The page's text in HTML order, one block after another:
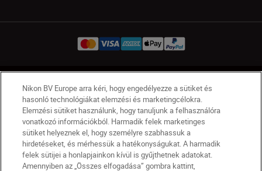
HU Nikon Sites
Lépjen kapcsolatba velünk
Adatvédelmi nyilatkozat
Jogi nyilatkozat
Nikon Store szerződési feltételek
Sütikkel kapcsolatos nyilatkozat
Akadálymentesség
Sütikre vonatkozó beállítások
© 2026 Nikon
Nikon BV Europe arra kéri, hogy engedélyezze a sütiket és
hasonló technológiákat elemzési és marketingcélokra.
Elemzési sütiket használunk, hogy tanuljunk a felhasználóra
vonatkozó információkból. Harmadik felek marketinges
sütiket helyeznek el, hogy személyre szabhassuk a
hirdetéseket, és mérhessük a hatékonyságukat. A harmadik
felek sütijei a honlapjainkon kívül is gyűjthetnek adatokat.
Amennyiben az „Összes elfogadása” gombra kattint,